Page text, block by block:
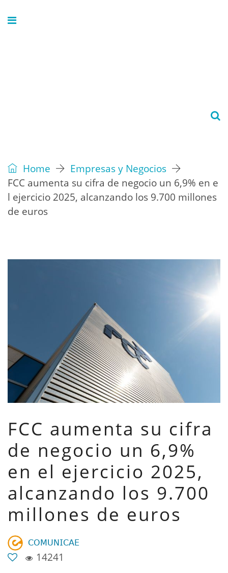
Home
Empresas y Negocios
FCC aumenta su cifra de negocio un 6,9% en e
l ejercicio 2025, alcanzando los 9.700 millones
de euros
FCC aumenta su cifra
de negocio un 6,9%
en el ejercicio 2025,
alcanzando los 9.700
millones de euros
𝖢𝖮𝖬𝖴𝖭𝖨𝖢𝖠𝖤
14241